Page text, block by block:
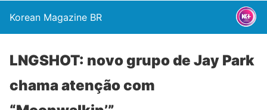
Korean Magazine BR
LNGSHOT: novo grupo de Jay Park
chama atenção com